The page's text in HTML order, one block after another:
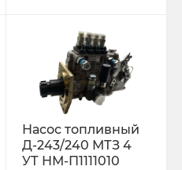
Насос топливный
Д-243/240 МТЗ 4
УТ НМ-П1111010